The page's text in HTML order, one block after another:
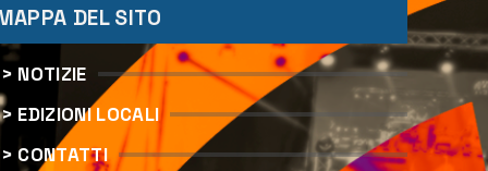
DEL SITO
> NOTIZIE
> EDIZIONI LOCALI
> CONTATTI